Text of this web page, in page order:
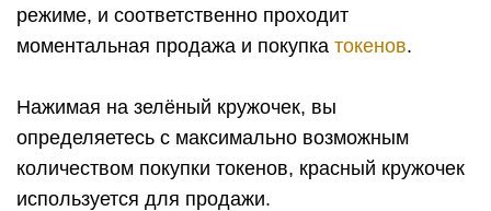
режиме, и соответственно проходит
моментальная продажа и покупка токенов.
Нажимая на зелёный кружочек, вы
определяетесь с максимально возможным
количеством покупки токенов, красный кружочек
используется для продажи.